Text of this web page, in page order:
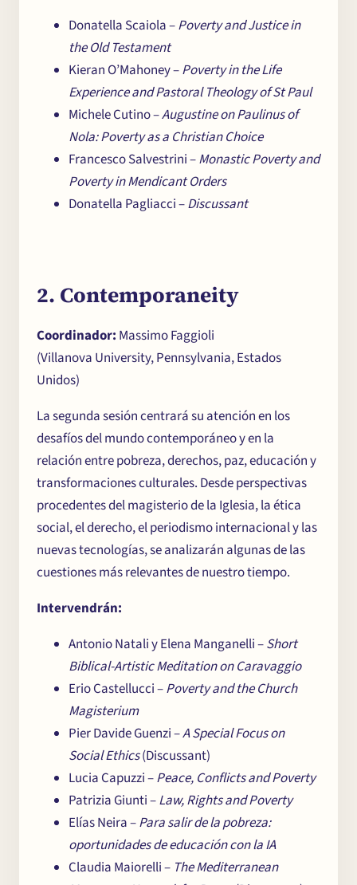
Donatella Scaiola –Poverty and Justice in
the Old Testament
Kieran O’Mahoney –Poverty in the Life
Experience and Pastoral Theology of St Paul
Michele Cutino –Augustine on Paulinus of
Nola: Poverty as a Christian Choice
Francesco Salvestrini –Monastic Poverty and
Poverty in Mendicant Orders
Donatella Pagliacci –Discussant
2. Contemporaneity
Coordinador: Massimo Faggioli
(Villanova University, Pennsylvania, Estados
Unidos)
La segunda sesión centrará su atención en los
desafíos del mundo contemporáneo y en la
relación entre pobreza, derechos, paz, educación y
transformaciones culturales. Desde perspectivas
procedentes del magisterio de la Iglesia, la ética
social, el derecho, el periodismo internacional y las
nuevas tecnologías, se analizarán algunas de las
cuestiones más relevantes de nuestro tiempo.
Intervendrán:
Antonio Natali y Elena Manganelli –Short
Biblical-Artistic Meditation on Caravaggio
Erio Castellucci –Poverty and the Church
Magisterium
Pier Davide Guenzi –A Special Focus on
Social Ethics(Discussant)
Lucia Capuzzi –Peace, Conflicts and Poverty
Patrizia Giunti –Law, Rights and Poverty
Elías Neira –Para salir de la pobreza:
oportunidades de educación con la IA
Claudia Maiorelli – The Mediterranean